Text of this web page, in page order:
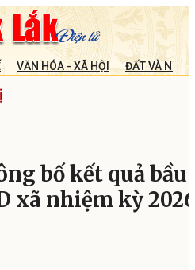
VĂN HÓA - XÃ HỘI ĐẤT VÀ
bố kết quả bầu
xã nhiệm kỳ